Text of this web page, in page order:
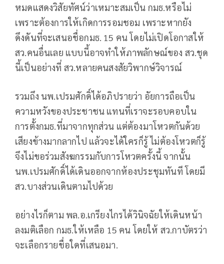
หมดแสดงวิสัยทัศน์ว่าเหมาะสมเป็น กมธ.หรือไม่
เพราะต้องการให้เกิดการรอมชอม เพราะหากยัง
ดึงดันที่จะเสนอชื่อกมธ. 15 คน โดยไม่เปิดโอกาสให้
สว.คนอื่นเลย แบบนี้อาจทำให้ภาพลักษณ์ของ สว.ชุด
นี้เป็นอย่างที่ สว.หลายคนสงสัยวิพากษ์วิจารณ์
รวมถึง นพ.เปรมศักดิ์ได้อภิปรายว่า อัยการถือเป็น
ความหวังของประชาชน แทนที่เราจะรอบคอบใน
การตั้งกมธ.ที่มาจากทุกส่วน แต่ต้องมาโหวตกันด้วย
เสียงข้างมากลากไป แล้วจะได้ใครก็รู้ ไม่ต้องโหวตก็รู้
จึงไม่ขอร่วมสังฆกรรมกับการโหวตครั้งนี้ จากนั้น
นพ.เปรมศักดิ์ได้เดินออกจากห้องประชุมทันที โดยมี
สว.บางส่วนเดินตามไปด้วย
อย่างไรก็ตาม พล.อ.เกรียงไกรได้วินิจฉัยให้เดินหน้า
ลงมติเลือก กมธ.ให้เหลือ 15 คน โดยให้ สว.กาบัตรว่า
จะเลือกรายชื่อใดที่เสนอมา.